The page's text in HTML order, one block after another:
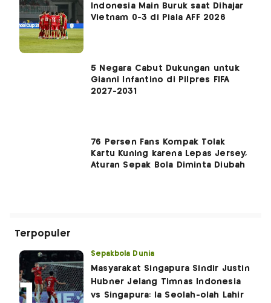
Indonesia Main Buruk saat Dihajar
Vietnam 0-3 di Piala AFF 2026
5 Negara Cabut Dukungan untuk
Gianni Infantino di Pilpres FIFA
2027-2031
76 Persen Fans Kompak Tolak
Kartu Kuning karena Lepas Jersey,
Aturan Sepak Bola Diminta Diubah
Terpopuler
Sepakbola Dunia
Masyarakat Singapura Sindir Justin
Hubner Jelang Timnas Indonesia
vs Singapura: Ia Seolah-olah Lahir